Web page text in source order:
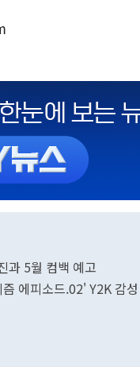
과 5월 컴백 예고
에피소드.02' Y2K 감